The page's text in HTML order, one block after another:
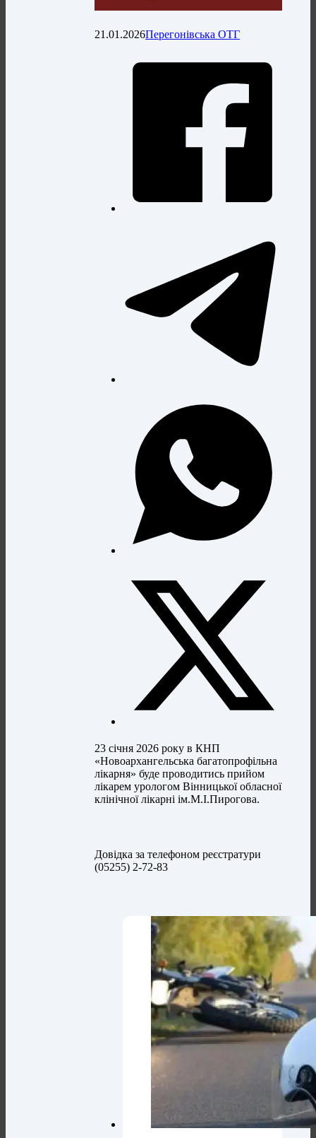
21.01.2026Перегонівська ОТГ
23 січня 2026 року в КНП
«Новоархангельська багатопрофільна
лікарня» буде проводитись прийом
лікарем урологом Вінницької обласної
клінічної лікарні ім.М.І.Пирогова.
Довідка за телефоном реєстратури
(05255) 2-72-83